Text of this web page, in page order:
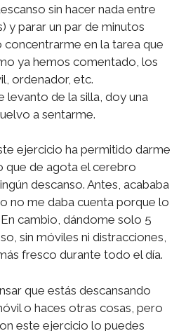
sin hacer nada entre
y parar un par de minutos
en la tarea que
ya hemos comentado, los
ordenador, etc.
levanto de la silla, doy una
a sentarme.
ejercicio ha permitido darme
que de agota el cerebro
descanso. Antes, acababa
no me daba cuenta porque lo
cambio, dándome solo 5
sin móviles ni distracciones,
fresco durante todo el día.
que estás descansando
o haces otras cosas, pero
este ejercicio lo puedes